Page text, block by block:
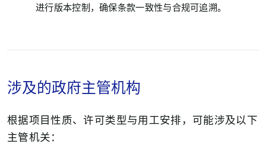
进行版本控制，确保条款一致性与合规可追溯。
涉及的政府主管机构
根据项目性质、许可类型与用工安排，可能涉及以下
主管机关：